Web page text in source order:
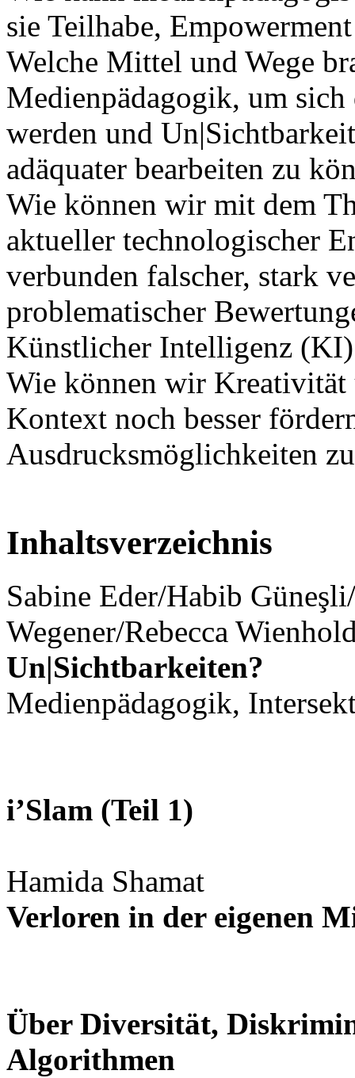
sie Teilhabe,
Welche Mittel und Wege
Medienpädagogik, um
werden und
adäquater bearbeiten zu
Wie können wir mit dem
aktueller technologischer
verbunden falscher, stark
problematischer
Künstlicher Intelligenz (KI)
Wie können wir
Kontext noch besser
Ausdrucksmöglichkeiten
Inhaltsverzeichnis
Sabine Eder/Habib
Wegener/Rebecca
Un|Sichtbarkeiten?
Medienpädagogik,
i’Slam (Teil 1)
Hamida Shamat
Verloren in der eigenen
Über Diversität,
Algorithmen